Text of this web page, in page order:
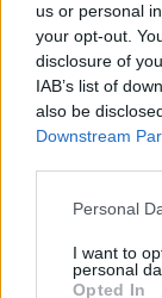
us or personal
your opt-out.
disclosure of
IAB’s list of
also be
Downstream
Please note
not limited to
grant or deny
Personal
I want to
personal
Opted In
A múlt héten
bringás
onnan
előzetes
tetszett a
minket a
Így
Vienna-